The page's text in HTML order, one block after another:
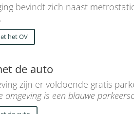
bevindt zich naast
het OV
de auto
zijn er voldoende gratis
omgeving is een blauwe